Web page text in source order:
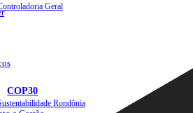
Geral
COP30
Rondônia